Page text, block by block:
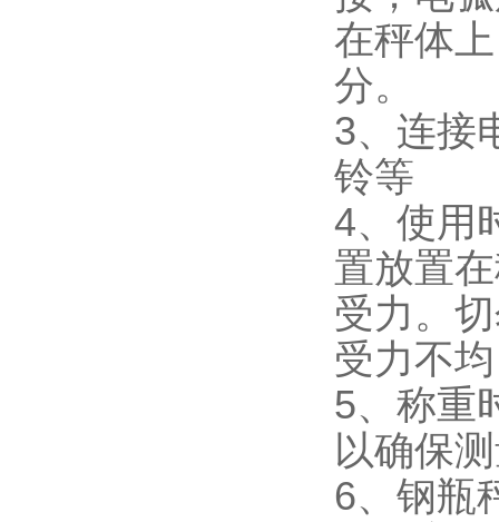
在秤体
分。
3、连接
铃等
4、使用
置放置
受力。
受力不
5、称重
以确保
6、钢瓶